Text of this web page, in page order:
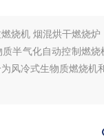
烧机 烟混烘干燃烧炉
半气化自动控制燃
风冷式生物质燃烧机